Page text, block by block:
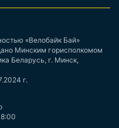
«Велобайк Бай»
Минским горисполкомом
Беларусь, г. Минск,
г.